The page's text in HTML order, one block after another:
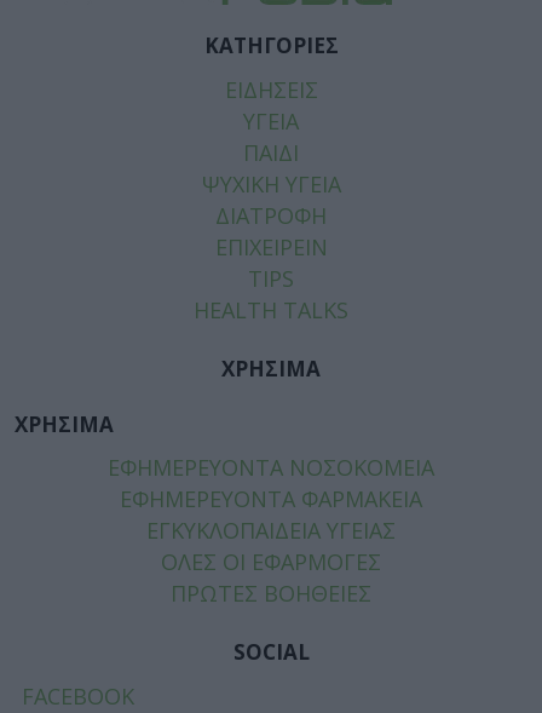
ΚΑΤΗΓΟΡΙΕΣ
ΕΙΔΗΣΕΙΣ
ΥΓΕΙΑ
ΠΑΙΔΙ
ΨΥΧΙΚΗ ΥΓΕΙΑ
ΔΙΑΤΡΟΦΗ
ΕΠΙΧΕΙΡΕΙΝ
TIPS
HEALTH TALKS
ΧΡΗΣΙΜΑ
ΧΡΗΣΙΜΑ
ΕΦΗΜΕΡΕΥΟΝΤΑ ΝΟΣΟΚΟΜΕΙΑ
ΕΦΗΜΕΡΕΥΟΝΤΑ ΦΑΡΜΑΚΕΙΑ
ΕΓΚΥΚΛΟΠΑΙΔΕΙΑ ΥΓΕΙΑΣ
ΟΛΕΣ ΟΙ ΕΦΑΡΜΟΓΕΣ
ΠΡΩΤΕΣ ΒΟΗΘΕΙΕΣ
SOCIAL
FACEBOOK